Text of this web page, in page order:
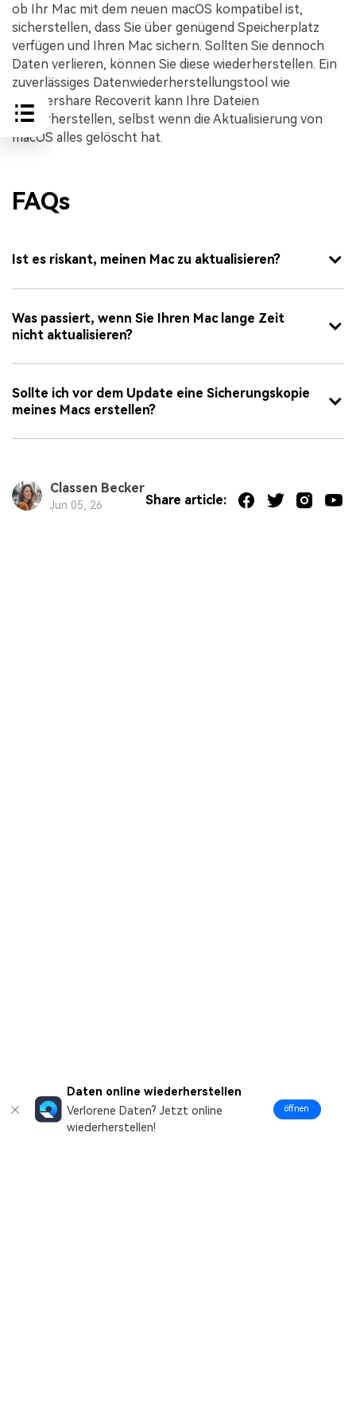
ob Ihr Mac mit dem neuen macOS kompatibel ist,
sicherstellen, dass Sie über genügend Speicherplatz
verfügen und Ihren Mac sichern. Sollten Sie dennoch
Daten verlieren, können Sie diese wiederherstellen. Ein
zuverlässiges Datenwiederherstellungstool wie
Wondershare Recoverit kann Ihre Dateien
wiederherstellen, selbst wenn die Aktualisierung von
macOS alles gelöscht hat.
FAQs
Ist es riskant, meinen Mac zu aktualisieren?
Was passiert, wenn Sie Ihren Mac lange Zeit
nicht aktualisieren?
Sollte ich vor dem Update eine Sicherungskopie
meines Macs erstellen?
Classen Becker
Jun 05, 26 Share article:
Daten online wiederherstellen
Verlorene Daten? Jetzt online
wiederherstellen!
öffnen